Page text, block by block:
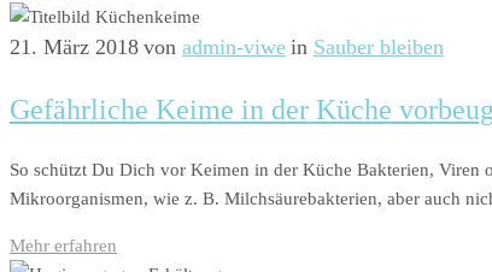
21. März 2018 von admin-viwe in Sauber bleiben
Gefährliche Keime in der Küche
So schützt Du Dich vor Keimen in der Küche Bakterien, Viren
Mikroorganismen, wie z. B. Milchsäurebakterien, aber auch
Mehr erfahren